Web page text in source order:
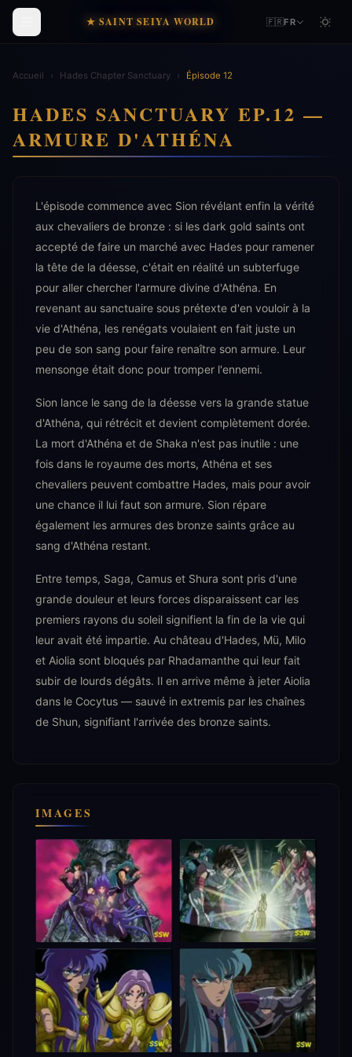
★ SAINT SEIYA WORLD 🇫🇷FR
Accueil › Hades Chapter Sanctuary › Épisode 12
HADES SANCTUARY EP.12 —
ARMURE D'ATHÉNA
L'épisode commence avec Sion révélant enfin la vérité
aux chevaliers de bronze : si les dark gold saints ont
accepté de faire un marché avec Hades pour ramener
la tête de la déesse, c'était en réalité un subterfuge
pour aller chercher l'armure divine d'Athéna. En
revenant au sanctuaire sous prétexte d'en vouloir à la
vie d'Athéna, les renégats voulaient en fait juste un
peu de son sang pour faire renaître son armure. Leur
mensonge était donc pour tromper l'ennemi.
Sion lance le sang de la déesse vers la grande statue
d'Athéna, qui rétrécit et devient complètement dorée.
La mort d'Athéna et de Shaka n'est pas inutile : une
fois dans le royaume des morts, Athéna et ses
chevaliers peuvent combattre Hades, mais pour avoir
une chance il lui faut son armure. Sion répare
également les armures des bronze saints grâce au
sang d'Athéna restant.
Entre temps, Saga, Camus et Shura sont pris d'une
grande douleur et leurs forces disparaissent car les
premiers rayons du soleil signifient la fin de la vie qui
leur avait été impartie. Au château d'Hades, Mü, Milo
et Aiolia sont bloqués par Rhadamanthe qui leur fait
subir de lourds dégâts. Il en arrive même à jeter Aiolia
dans le Cocytus — sauvé in extremis par les chaînes
de Shun, signifiant l'arrivée des bronze saints.
IMAGES